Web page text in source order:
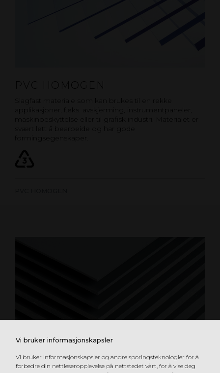
Vi bruker informasjonskapsler
Vi bruker informasjonskapsler og andre sporingsteknologier for å
forbedre din nettleseropplevelse på nettstedet vårt, for å vise deg
PVC HOMOGEN
Slagfast materiale som kan brukes til en rekke
applikasjoner, f.eks. avskjerming, instrumentpaneler,
maskinbeskyttelse eller til grafisk industri. Materialet er
svært lett å bearbeide og har gode
formingsegenskaper.